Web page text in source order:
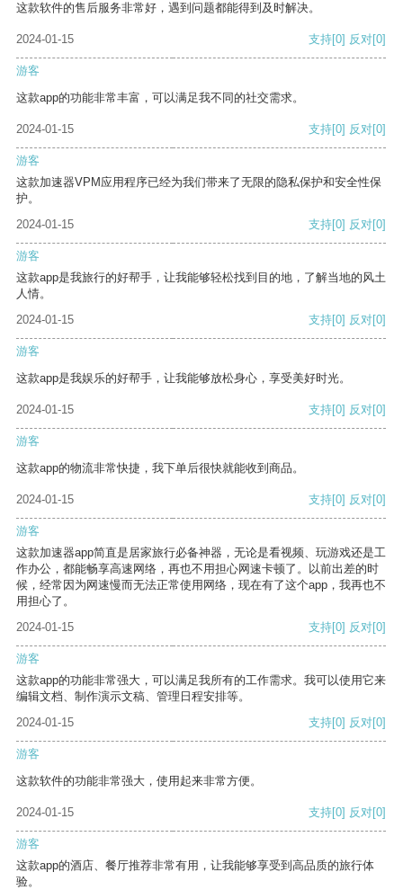
这款软件的售后服务非常好，遇到问题都能得到及时解决。
2024-01-15 支持[0] 反对[0]
游客
这款app的功能非常丰富，可以满足我不同的社交需求。
2024-01-15 支持[0] 反对[0]
游客
这款加速器VPM应用程序已经为我们带来了无限的隐私保护和安全性保
护。
2024-01-15
支持[0] 反对[0]
游客
这款app是我旅行的好帮手，让我能够轻松找到目的地，了解当地的风土
人情。
2024-01-15
支持[0] 反对[0]
游客
这款app是我娱乐的好帮手，让我能够放松身心，享受美好时光。
2024-01-15 支持[0] 反对[0]
游客
这款app的物流非常快捷，我下单后很快就能收到商品。
2024-01-15 支持[0] 反对[0]
游客
这款加速器app简直是居家旅行必备神器，无论是看视频、玩游戏还是工
作办公，都能畅享高速网络，再也不用担心网速卡顿了。以前出差的时
候，经常因为网速慢而无法正常使用网络，现在有了这个app，我再也不
用担心了。
2024-01-15
支持[0] 反对[0]
游客
这款app的功能非常强大，可以满足我所有的工作需求。我可以使用它来
编辑文档、制作演示文稿、管理日程安排等。
2024-01-15
支持[0] 反对[0]
游客
这款软件的功能非常强大，使用起来非常方便。
2024-01-15 支持[0] 反对[0]
游客
这款app的酒店、餐厅推荐非常有用，让我能够享受到高品质的旅行体
验。